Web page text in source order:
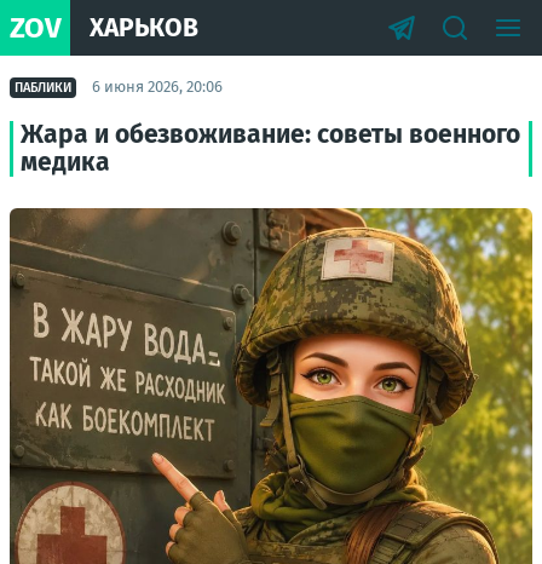
ZOV ХАРЬКОВ
ПАБЛИКИ 6 июня 2026, 20:06
Жара и обезвоживание: советы военного
медика